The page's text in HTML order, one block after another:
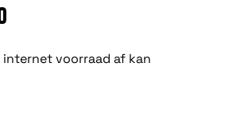
voorraad af kan